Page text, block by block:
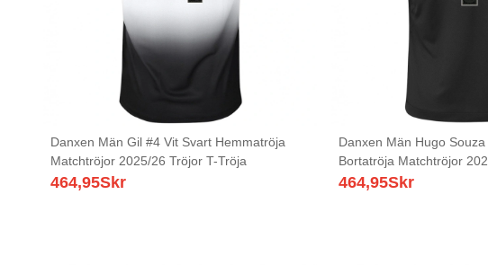
Danxen Män Gil #4 Vit Svart Hemmatröja
Matchtröjor 2025/26 Tröjor T-Tröja
464,95Skr
Danxen Män Hugo
Bortatröja Matchtröjor
464,95Skr